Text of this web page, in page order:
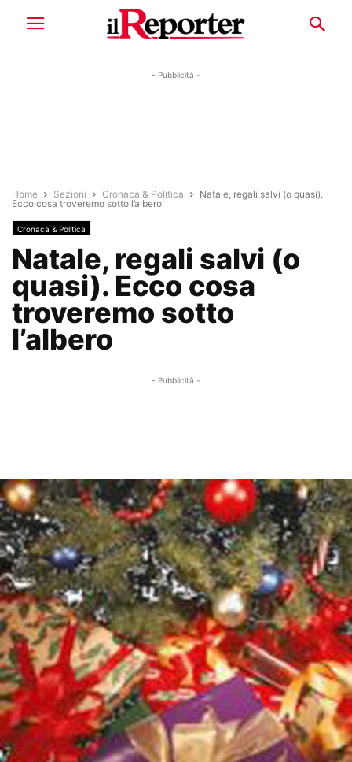
- Pubblicità -
Home Sezioni Cronaca & Politica
Natale, regali salvi (o quasi).
Ecco cosa troveremo sotto l’albero
Cronaca & Politica
Natale, regali salvi (o
quasi). Ecco cosa
troveremo sotto
l’albero
- Pubblicità -